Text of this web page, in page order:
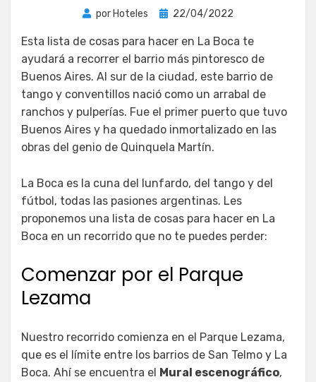
por Hoteles
Publicada
22/04/2022
Esta lista de cosas para hacer en La Boca te
ayudará a recorrer el barrio más pintoresco de
Buenos Aires. Al sur de la ciudad, este barrio de
tango y conventillos nació como un arrabal de
ranchos y pulperías. Fue el primer puerto que tuvo
Buenos Aires y ha quedado inmortalizado en las
obras del genio de Quinquela Martín.
La Boca es la cuna del lunfardo, del tango y del
fútbol, todas las pasiones argentinas. Les
proponemos una lista de cosas para hacer en La
Boca en un recorrido que no te puedes perder:
Comenzar por el Parque
Lezama
Nuestro recorrido comienza en el Parque Lezama,
que es el límite entre los barrios de San Telmo y La
Boca. Ahí se encuentra el Mural escenográfico,